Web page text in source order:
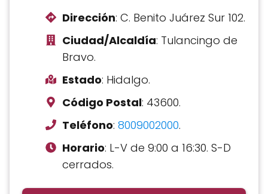
Dirección: C. Benito Juárez Sur 102.
Ciudad/Alcaldía: Tulancingo de
Bravo.
Estado: Hidalgo.
Código Postal: 43600.
Teléfono: 8009002000.
Horario: L-V de 9:00 a 16:30. S-D
cerrados.